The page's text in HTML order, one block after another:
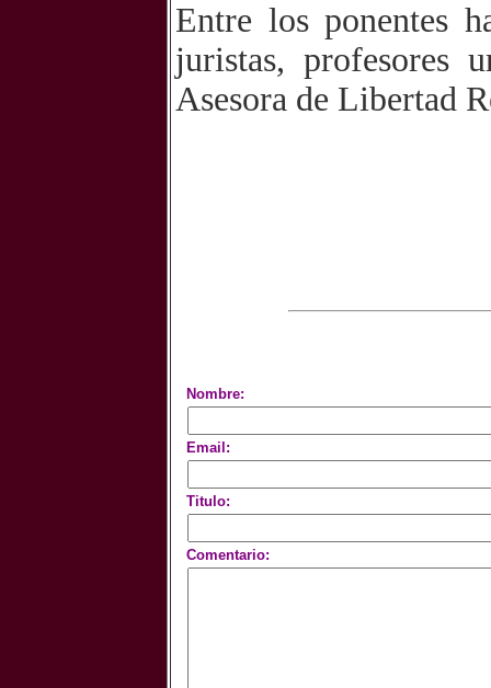
Entre los ponentes
juristas, profesores
Asesora de Libertad
Nombre:
Email:
Titulo:
Comentario: